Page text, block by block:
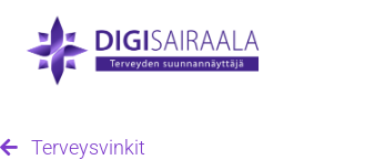
Terveysvinkit